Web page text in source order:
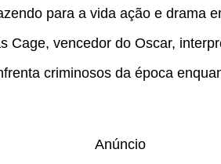
para a vida ação e drama
Cage, vencedor do Oscar,
criminosos da época
Anúncio